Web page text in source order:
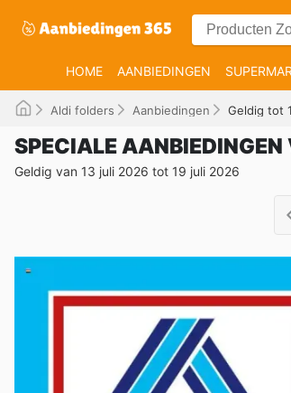
HOME AANBIEDINGEN
Aldi folders Aanbiedingen Geldig tot
SPECIALE AANBIEDINGEN
Geldig van 13 juli 2026 tot 19 juli 2026